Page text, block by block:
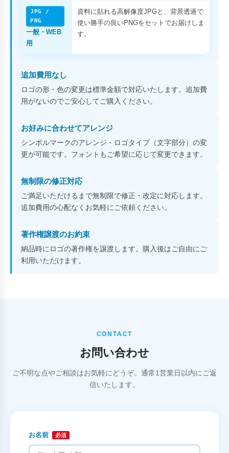
JPG /
PNG
一般・WEB
用
資料に貼れる高解像度JPGと、背景透過で
使い勝手の良いPNGをセットでお届けしま
す。
追加費用なし
ロゴの形・色の変更は標準金額で対応いたします。追加費
用がないのでご安心してご購入ください。
お好みに合わせてアレンジ
シンボルマークのアレンジ・ロゴタイプ（文字部分）の変
更が可能です。フォントもご希望に応じて変更できます。
無制限の修正対応
ご満足いただけるまで無制限で修正・改定に対応します。
追加費用の心配なくお気軽にご依頼ください。
著作権譲渡のお約束
納品時にロゴの著作権を譲渡します。購入後はご自由にご
利用いただけます。
CONTACT
お問い合わせ
ご不明な点やご相談はお気軽にどうぞ。通常1営業日以内にご返
信いたします。
お名前 必須